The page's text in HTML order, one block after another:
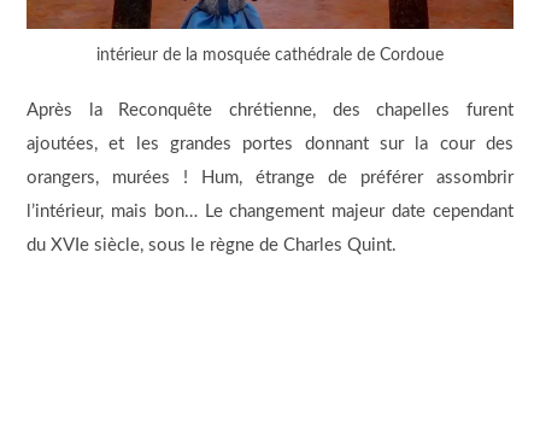
intérieur de la mosquée cathédrale de Cordoue
Après la Reconquête chrétienne, des chapelles furent
ajoutées, et les grandes portes donnant sur la cour des
orangers, murées ! Hum, étrange de préférer assombrir
l’intérieur, mais bon… Le changement majeur date cependant
du XVIe siècle, sous le règne de Charles Quint.